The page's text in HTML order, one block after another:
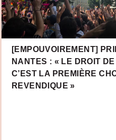
[EMPOUVOIREMENT]
NANTES : « LE DROIT DE
C’EST LA PREMIÈRE
REVENDIQUE »